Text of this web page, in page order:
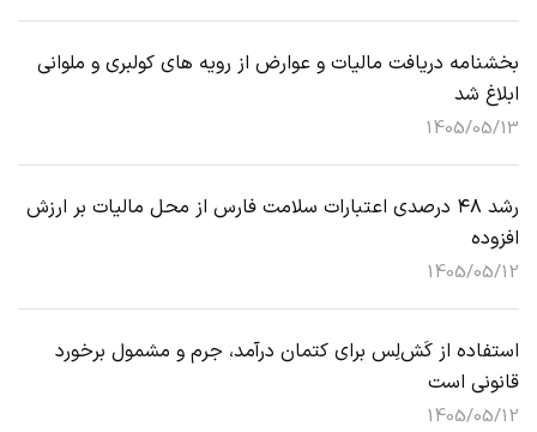
بخشنامه دریافت مالیات و عوارض از رویه های کولبری و ملوانی
ابلاغ شد
1405/05/13
رشد ۴۸ درصدی اعتبارات سلامت فارس از محل مالیات بر ارزش
افزوده
1405/05/12
استفاده از کَش‌لِس برای کتمان درآمد، جرم و مشمول برخورد
قانونی است
1405/05/12